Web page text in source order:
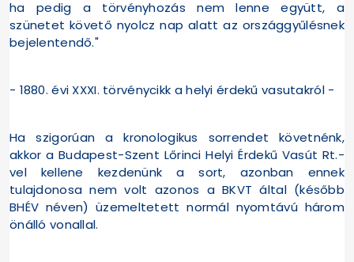
ha pedig a törvényhozás nem lenne együtt, a
szünetet követő nyolcz nap alatt az országgyűlésnek
bejelentendő."
- 1880. évi XXXI. törvénycikk a helyi érdekű vasutakról -
Ha szigorúan a kronologikus sorrendet követnénk,
akkor a Budapest-Szent Lőrinci Helyi Érdekű Vasút Rt.-
vel kellene kezdenünk a sort, azonban ennek
tulajdonosa nem volt azonos a BKVT által (később
BHÉV néven) üzemeltetett normál nyomtávú három
önálló vonallal.